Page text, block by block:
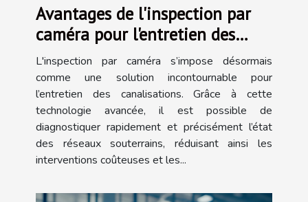
Avantages de l'inspection par
caméra pour l'entretien des
canalisations
L'inspection par caméra s’impose désormais
comme une solution incontournable pour
l’entretien des canalisations. Grâce à cette
technologie avancée, il est possible de
diagnostiquer rapidement et précisément l’état
des réseaux souterrains, réduisant ainsi les
interventions coûteuses et les...